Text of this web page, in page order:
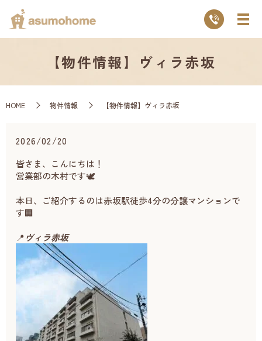
【物件情報】ヴィラ赤坂
HOME 物件情報 【物件情報】ヴィラ赤坂
2026/02/20
皆さま、こんにちは！
営業部の木村です🕊️
本日、ご紹介するのは赤坂駅徒歩4分の分譲マンションで
す🏢
📍 ヴィラ赤坂